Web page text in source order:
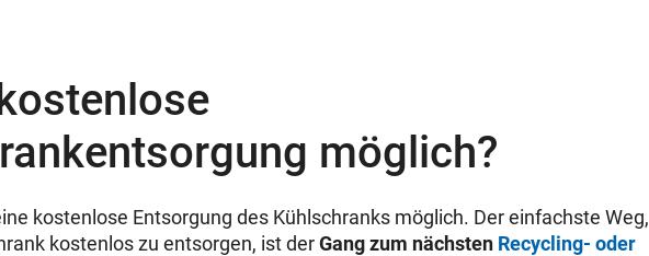
möglich?
kostenlose Entsorgung des Kühlschranks möglich. Der einfachste Weg,
kostenlos zu entsorgen, ist derGang zum nächsten Recycling- oder